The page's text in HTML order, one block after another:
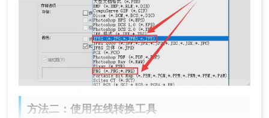
方法二：使用在线转换工具